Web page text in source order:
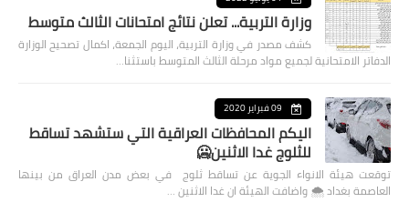
وزارة التربية... تعلن نتائج امتحانات الثالث متوسط
كشف مصدر في وزارة التربية، اليوم الجمعة، اكمال تصحيح الوزارة
الدفاتر الامتحانية لجميع مواد مرحلة الثالث المتوسط باستثنا…
09 فبراير 2020
اليكم المحافظات العراقية التي ستشهد تساقط
للثلوج غدا الاثنين🥶
توقعت هيئة الانواء الجوية عن تساقط ثلوج في بعض مدن العراق من بينها
العاصمة بغداد ⁦🌨️⁩ واضافت الهيئة ان غدا الاثنين …